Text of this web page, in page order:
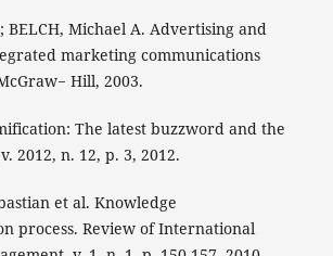
BELCH, Michael A. Advertising and
marketing communications
Hill, 2003.
The latest buzzword and the
2012, n. 12, p. 3, 2012.
et al. Knowledge
process. Review of International